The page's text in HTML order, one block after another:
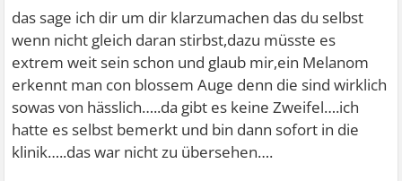
das sage ich dir um dir klarzumachen das du selbst
wenn nicht gleich daran stirbst,dazu müsste es
extrem weit sein schon und glaub mir,ein Melanom
erkennt man con blossem Auge denn die sind wirklich
sowas von hässlich…..da gibt es keine Zweifel….ich
hatte es selbst bemerkt und bin dann sofort in die
klinik…..das war nicht zu übersehen….